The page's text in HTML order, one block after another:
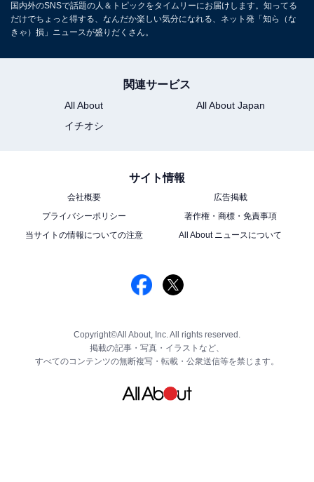
国内外のSNSで話題の人＆トピックをタイムリーにお届けします。知ってる
だけでちょっと得する、なんだか楽しい気分になれる、ネット発「知ら（な
きゃ）損」ニュースが盛りだくさん。
関連サービス
All About
All About Japan
イチオシ
サイト情報
会社概要
広告掲載
プライバシーポリシー
著作権・商標・免責事項
当サイトの情報についての注意
All About ニュースについて
Copyright©All About, Inc. All rights reserved.
掲載の記事・写真・イラストなど、
すべてのコンテンツの無断複写・転載・公衆送信等を禁じます。